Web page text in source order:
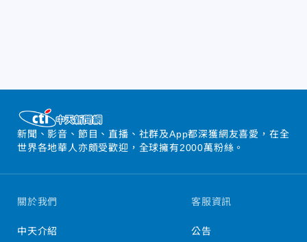
新聞、影音、節目、直播、社群及App都深獲網友喜愛，在全
世界各地華人亦頗受歡迎，全球擁有2000萬粉絲。
關於我們
中天介紹
客服資訊
公告